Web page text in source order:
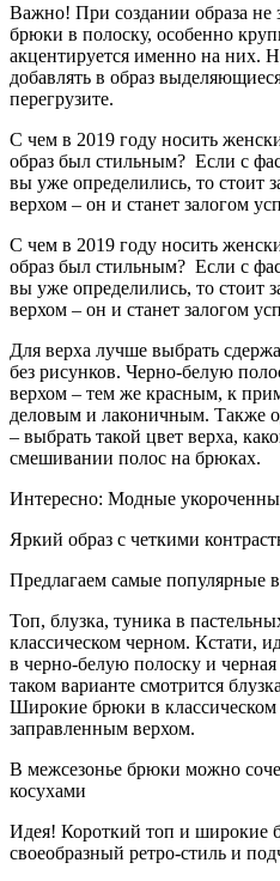
Важно! При создании образа не
брюки в полоску, особенно
акцентируется именно на них.
добавлять в образ
перегрузите.
С чем в 2019 году носить
образ был стильным? Если с
вы уже определились, то стоит
верхом – он и станет залогом
С чем в 2019 году носить
образ был стильным? Если с
вы уже определились, то стоит
верхом – он и станет залогом
Для верха лучше выбрать
без рисунков. Черно-белую
верхом – тем же красным, к
деловым и лаконичным. Также
– выбрать такой цвет верха,
смешивании полос на брюках.
Интересно: Модные
Яркий образ с четкими
Предлагаем самые популярные
Топ, блузка, туника в
классическом черном. Кстати,
в черно-белую полоску и
таком варианте смотрится
Широкие брюки в классическом
заправленным верхом.
В межсезонье брюки можно
косухами
Идея! Короткий топ и широкие
своеобразный ретро-стиль и